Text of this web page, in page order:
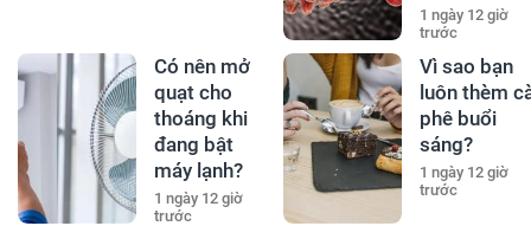
1 ngày 12 giờ
trước
Có nên mở
quạt cho
thoáng khi
đang bật
máy lạnh?
1 ngày 12 giờ
trước
Vì sao bạn
luôn thèm
phê buổi
sáng?
1 ngày 12 giờ
trước